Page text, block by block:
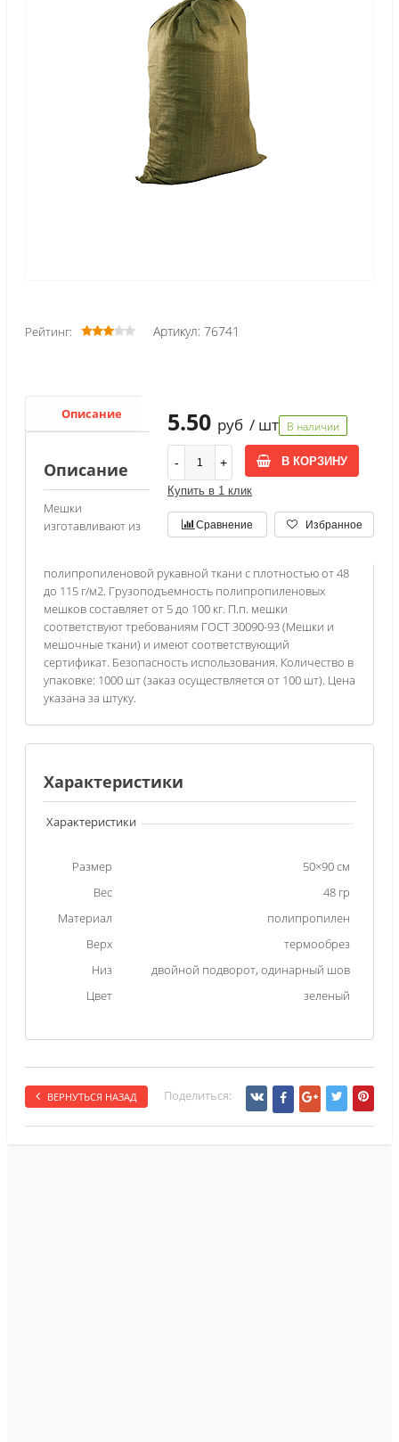
Рейтинг: Артикул: 76741
5.50 руб / шт В наличии
В КОРЗИНУ
Купить в 1 клик
Сравнение Избранное
Описание Характеристики
Описание
Мешки
изготавливают из
полипропиленовой рукавной ткани с плотностью от 48
до 115 г/м2. Грузоподъемность полипропиленовых
мешков составляет от 5 до 100 кг. П.п. мешки
соответствуют требованиям ГОСТ 30090-93 (Мешки и
мешочные ткани) и имеют соответствующий
сертификат. Безопасность использования. Количество в
упаковке: 1000 шт (заказ осуществляется от 100 шт). Цена
указана за штуку.
Характеристики
Характеристики
Размер
50×90 см
Вес
48 гр
Материал
полипропилен
Верх
термообрез
Низ
двойной подворот, одинарный шов
Цвет
зеленый
ВЕРНУТЬСЯ НАЗАД Поделиться: